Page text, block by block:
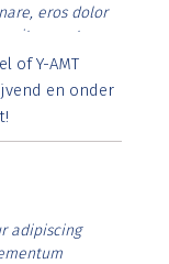
eros dolor
vitae erat.
lorem
posuere.
of Y-AMT
en onder
adipiscing